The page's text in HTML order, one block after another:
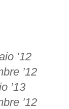
’12
’12
’13
’12